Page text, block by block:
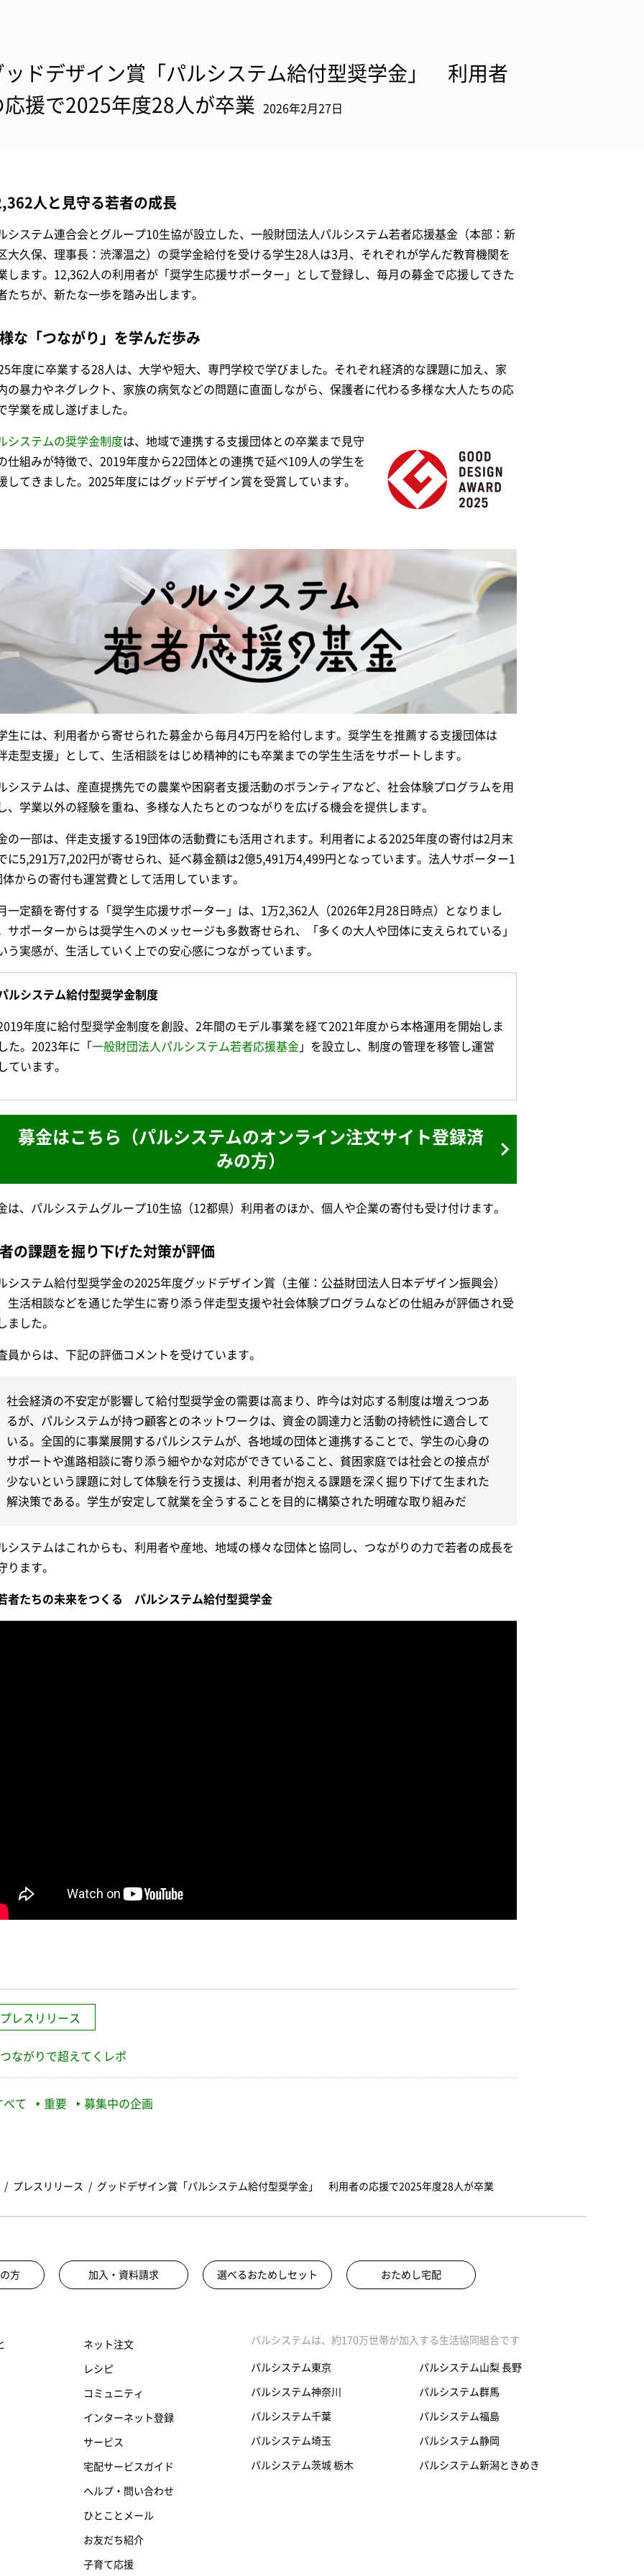
ッドデザイン賞「パルシステム給付型奨学金」 利用者
応援で2025年度28人が卒業
2026年2月27日
人と見守る若者の成長
システム連合会とグループ10生協が設立した、一般財団法人パルシステム若者応援基金（本部：新
大久保、理事長：渋澤温之）の奨学金給付を受ける学生28人は3月、それぞれが学んだ教育機関を
します。12,362人の利用者が「奨学生応援サポーター」として登録し、毎月の募金で応援してきた
たちが、新たな一歩を踏み出します。
な「つながり」を学んだ歩み
年度に卒業する28人は、大学や短大、専門学校で学びました。それぞれ経済的な課題に加え、家
の暴力やネグレクト、家族の病気などの問題に直面しながら、保護者に代わる多様な大人たちの応
学業を成し遂げました。
システムの奨学金制度は、地域で連携する支援団体との卒業まで見守
仕組みが特徴で、2019年度から22団体との連携で延べ109人の学生を
してきました。2025年度にはグッドデザイン賞を受賞しています。
生には、利用者から寄せられた募金から毎月4万円を給付します。奨学生を推薦する支援団体は
伴走型支援」として、生活相談をはじめ精神的にも卒業までの学生生活をサポートします。
システムは、産直提携先での農業や困窮者支援活動のボランティアなど、社会体験プログラムを用
、学業以外の経験を重ね、多様な人たちとのつながりを広げる機会を提供します。
の一部は、伴走支援する19団体の活動費にも活用されます。利用者による2025年度の寄付は2月末
に5,291万7,202円が寄せられ、延べ募金額は2億5,491万4,499円となっています。法人サポーター1
体からの寄付も運営費として活用しています。
一定額を寄付する「奨学生応援サポーター」は、1万2,362人（2026年2月28日時点）となりまし
サポーターからは奨学生へのメッセージも多数寄せられ、「多くの大人や団体に支えられている」
う実感が、生活していく上での安心感につながっています。
ルシステム給付型奨学金制度
年度に給付型奨学金制度を創設、2年間のモデル事業を経て2021年度から本格運用を開始しま
した。2023年に「 一般財団法人パルシステム若者応援基金 」を設立し、制度の管理を移管し運営
しています。
募金はこちら（パルシステムのオンライン注文サイト登録済
みの方）
は、パルシステムグループ10生協（12都県）利用者のほか、個人や企業の寄付も受け付けます。
の課題を掘り下げた対策が評価
システム給付型奨学金の2025年度グッドデザイン賞（主催：公益財団法人日本デザイン振興会）
生活相談などを通じた学生に寄り添う伴走型支援や社会体験プログラムなどの仕組みが評価され受
ました。
員からは、下記の評価コメントを受けています。
社会経済の不安定が影響して給付型奨学金の需要は高まり、昨今は対応する制度は増えつつあ
るが、パルシステムが持つ顧客とのネットワークは、資金の調達力と活動の持続性に適合して
いる。全国的に事業展開するパルシステムが、各地域の団体と連携することで、学生の心身の
サポートや進路相談に寄り添う細やかな対応ができていること、貧困家庭では社会との接点が
少ないという課題に対して体験を行う支援は、利用者が抱える課題を深く掘り下げて生まれた
解決策である。学生が安定して就業を全うすることを目的に構築された明確な取り組みだ
システムはこれからも、利用者や産地、地域の様々な団体と協同し、つながりの力で若者の成長を
ります。
者たちの未来をつくる パルシステム給付型奨学金
プレスリリース
つながりで超えてくレポ
べて 重要 募集中の企画
プレスリリース グッドデザイン賞「パルシステム給付型奨学金」 利用者の応援で2025年度28人が卒業
方 加入・資料請求 選べるおためしセット おためし宅配
ネット注文
レシピ
コミュニティ
インターネット登録
サービス
宅配サービスガイド
ヘルプ・問い合わせ
ひとことメール
お友だち紹介
子育て応援
パルシステムは、約170万世帯が加入する生活協同組合です
パルシステム東京
パルシステム神奈川
パルシステム千葉
パルシステム埼玉
パルシステム茨城 栃木
パルシステム山梨 長野
パルシステム群馬
パルシステム福島
パルシステム静岡
パルシステム新潟ときめき